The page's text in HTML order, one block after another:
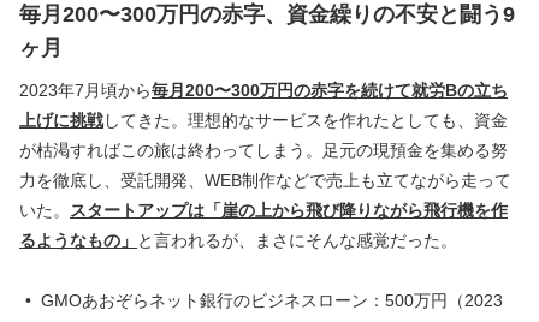
毎月200〜300万円の赤字、資金繰りの不安と闘う9
ヶ月
2023年7月頃から毎月200〜300万円の赤字を続けて就労Bの立ち
上げに挑戦してきた。理想的なサービスを作れたとしても、資金
が枯渇すればこの旅は終わってしまう。足元の現預金を集める努
力を徹底し、受託開発、WEB制作などで売上も立てながら走って
いた。
スタートアップは「崖の上から飛び降りながら飛行機を作
るようなもの」 と言われるが、まさにそんな感覚だった。
GMOあおぞらネット銀行のビジネスローン：500万円（2023